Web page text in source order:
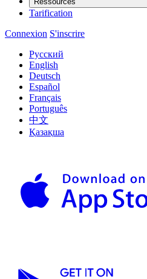
Tarification
Connexion S'inscrire
Русский
English
Deutsch
Español
Français
Português
中文
Қазақша